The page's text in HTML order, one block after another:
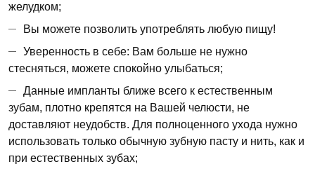
желудком;
Вы можете позволить употреблять любую пищу!
Уверенность в себе: Вам больше не нужно
стесняться, можете спокойно улыбаться;
Данные импланты ближе всего к естественным
зубам, плотно крепятся на Вашей челюсти, не
доставляют неудобств. Для полноценного ухода нужно
использовать только обычную зубную пасту и нить, как и
при естественных зубах;